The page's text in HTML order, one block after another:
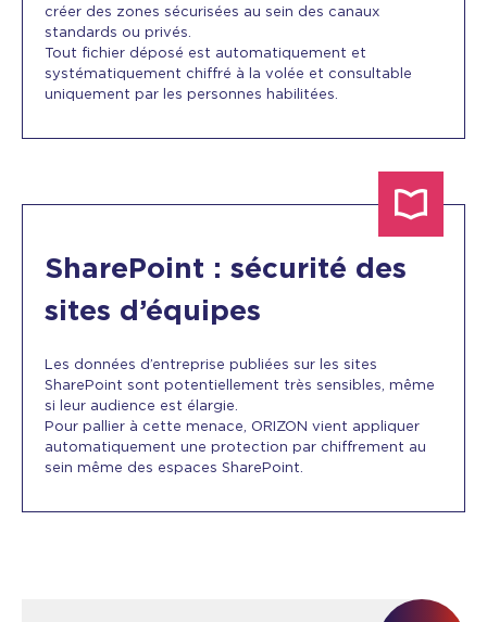
créer des zones sécurisées au sein des canaux
standards ou privés.
Tout fichier déposé est automatiquement et
systématiquement chiffré à la volée et consultable
uniquement par les personnes habilitées.
SharePoint : sécurité des
sites d’équipes
Les données d’entreprise publiées sur les sites
SharePoint sont potentiellement très sensibles, même
si leur audience est élargie.
Pour pallier à cette menace, ORIZON vient appliquer
automatiquement une protection par chiffrement au
sein même des espaces SharePoint.